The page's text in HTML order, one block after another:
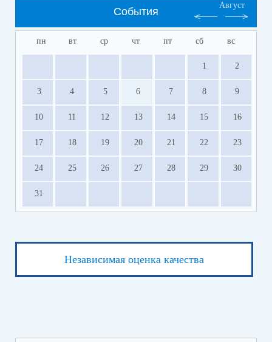
События
Август
пн вт ср чт пт сб вс
1 2
3 4 5 6 7 8 9
10 11 12 13 14 15 16
17 18 19 20 21 22 23
24 25 26 27 28 29 30
31
Независимая оценка качества